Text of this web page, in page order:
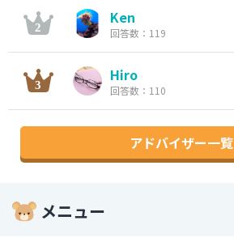
Ken
回答数：119
Hiro
回答数：110
アドバイザー一覧
メニュー